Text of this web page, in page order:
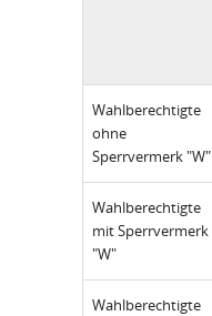
Wahlberechtigte
ohne
Sperrvermerk "W"
Wahlberechtigte
mit Sperrvermerk
"W"
Wahlberechtigte